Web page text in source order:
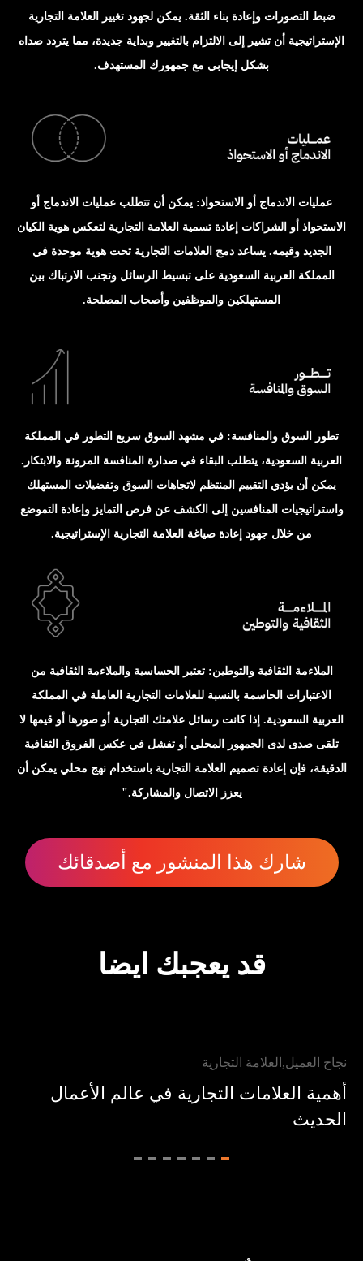
ضبط التصورات وإعادة بناء الثقة. يمكن لجهود تغيير العلامة التجارية
الإستراتيجية أن تشير إلى الالتزام بالتغيير وبداية جديدة، مما يتردد صداه
بشكل إيجابي مع جمهورك المستهدف.
عمليات الاندماج أو الاستحواذ: يمكن أن تتطلب عمليات الاندماج أو
الاستحواذ أو الشراكات إعادة تسمية العلامة التجارية لتعكس هوية الكيان
الجديد وقيمه. يساعد دمج العلامات التجارية تحت هوية موحدة في
المملكة العربية السعودية على تبسيط الرسائل وتجنب الارتباك بين
المستهلكين والموظفين وأصحاب المصلحة.
تطور السوق والمنافسة: في مشهد السوق سريع التطور في المملكة
العربية السعودية، يتطلب البقاء في صدارة المنافسة المرونة والابتكار.
يمكن أن يؤدي التقييم المنتظم لاتجاهات السوق وتفضيلات المستهلك
واستراتيجيات المنافسين إلى الكشف عن فرص التمايز وإعادة التموضع
من خلال جهود إعادة صياغة العلامة التجارية الإستراتيجية.
الملاءمة الثقافية والتوطين: تعتبر الحساسية والملاءمة الثقافية من
الاعتبارات الحاسمة بالنسبة للعلامات التجارية العاملة في المملكة
العربية السعودية. إذا كانت رسائل علامتك التجارية أو صورها أو قيمها لا
تلقى صدى لدى الجمهور المحلي أو تفشل في عكس الفروق الثقافية
الدقيقة، فإن إعادة تصميم العلامة التجارية باستخدام نهج محلي يمكن أن
يعزز الاتصال والمشاركة."
شارك هذا المنشور مع أصدقائك
قد يعجبك ايضا
نجاح العميل العلامة التجارية
أهمية العلامات التجارية في عالم الأعمال
الحديث